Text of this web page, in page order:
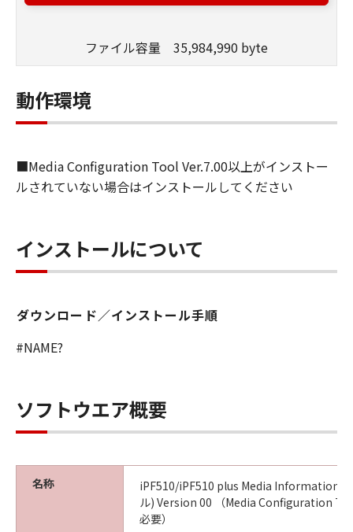
タの記憶媒体上にインストールすること、
と、アクセスすること、読み出すこと、も
しくは実行することのいずれも含むものと
します）することができます。お客様はま
た、お客様が「プリンタ」を使用すること
に、本契約の条件の下で、「許諾ソフトウ
エア」を使用させることができます。その
べての責任を負っていただくものとしま
す。 (2) お客様は、再使用許諾、譲渡、頒
「本ソフトウエア」を使用もしくは利用さ
ジニアリング、逆コンパイルまたは逆アセ
ンブル等することはできません。また第三
者にこのような行為をさせてはなりませ
ん。
(4) 本契約に明示的に定める場合を除き、
キヤノンは「本ソフトウエア」に関する知
的財産権のいかなる権利もお客様に付与す
ファイル容量 35,984,990 byte
動作環境
■Media Configuration Tool Ver.7.00以上がインストー
ルされていない場合はインストールしてください
インストールについて
ダウンロード／インストール手順
#NAME?
ソフトウエア概要
名称
iPF510/iPF510 plus Media Information
ル) Version 00 （Media Configuration
必要）